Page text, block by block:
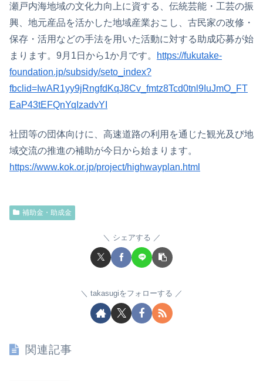
瀬戸内海地域の文化力向上に資する、伝統芸能・工芸の振
興、地元産品を活かした地域産業おこし、古民家の改修・
保存・活用などの手法を用いた活動に対する助成応募が始
まります。9月1日から1か月です。
https://fukutake-
foundation.jp/subsidy/seto_index?
fbclid=IwAR1yy9jRngfdKqJ8Cv_fmtz8Tcd0tnl9IuJmO_FT
EaP43tEFQnYqIzadvYI
社団等の団体向けに、高速道路の利用を通じた観光及び地
域交流の推進の補助が今日から始まります。
https://www.kok.or.jp/project/highwayplan.html
補助金・助成金
シェアする
takasugiをフォローする
関連記事